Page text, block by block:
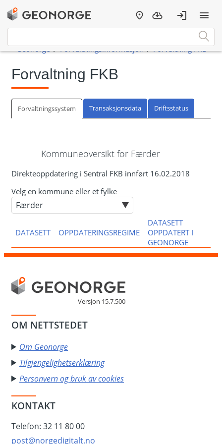
Forvaltning FKB
Forvaltningssystem Transaksjonsdata Driftsstatus
Kommuneoversikt for Færder
Direkteoppdatering i Sentral FKB innført 16.02.2018
Velg en kommune eller et fylke
DATASETT OPPDATERINGSREGIME
DATASETT
OPPDATERT I
GEONORGE